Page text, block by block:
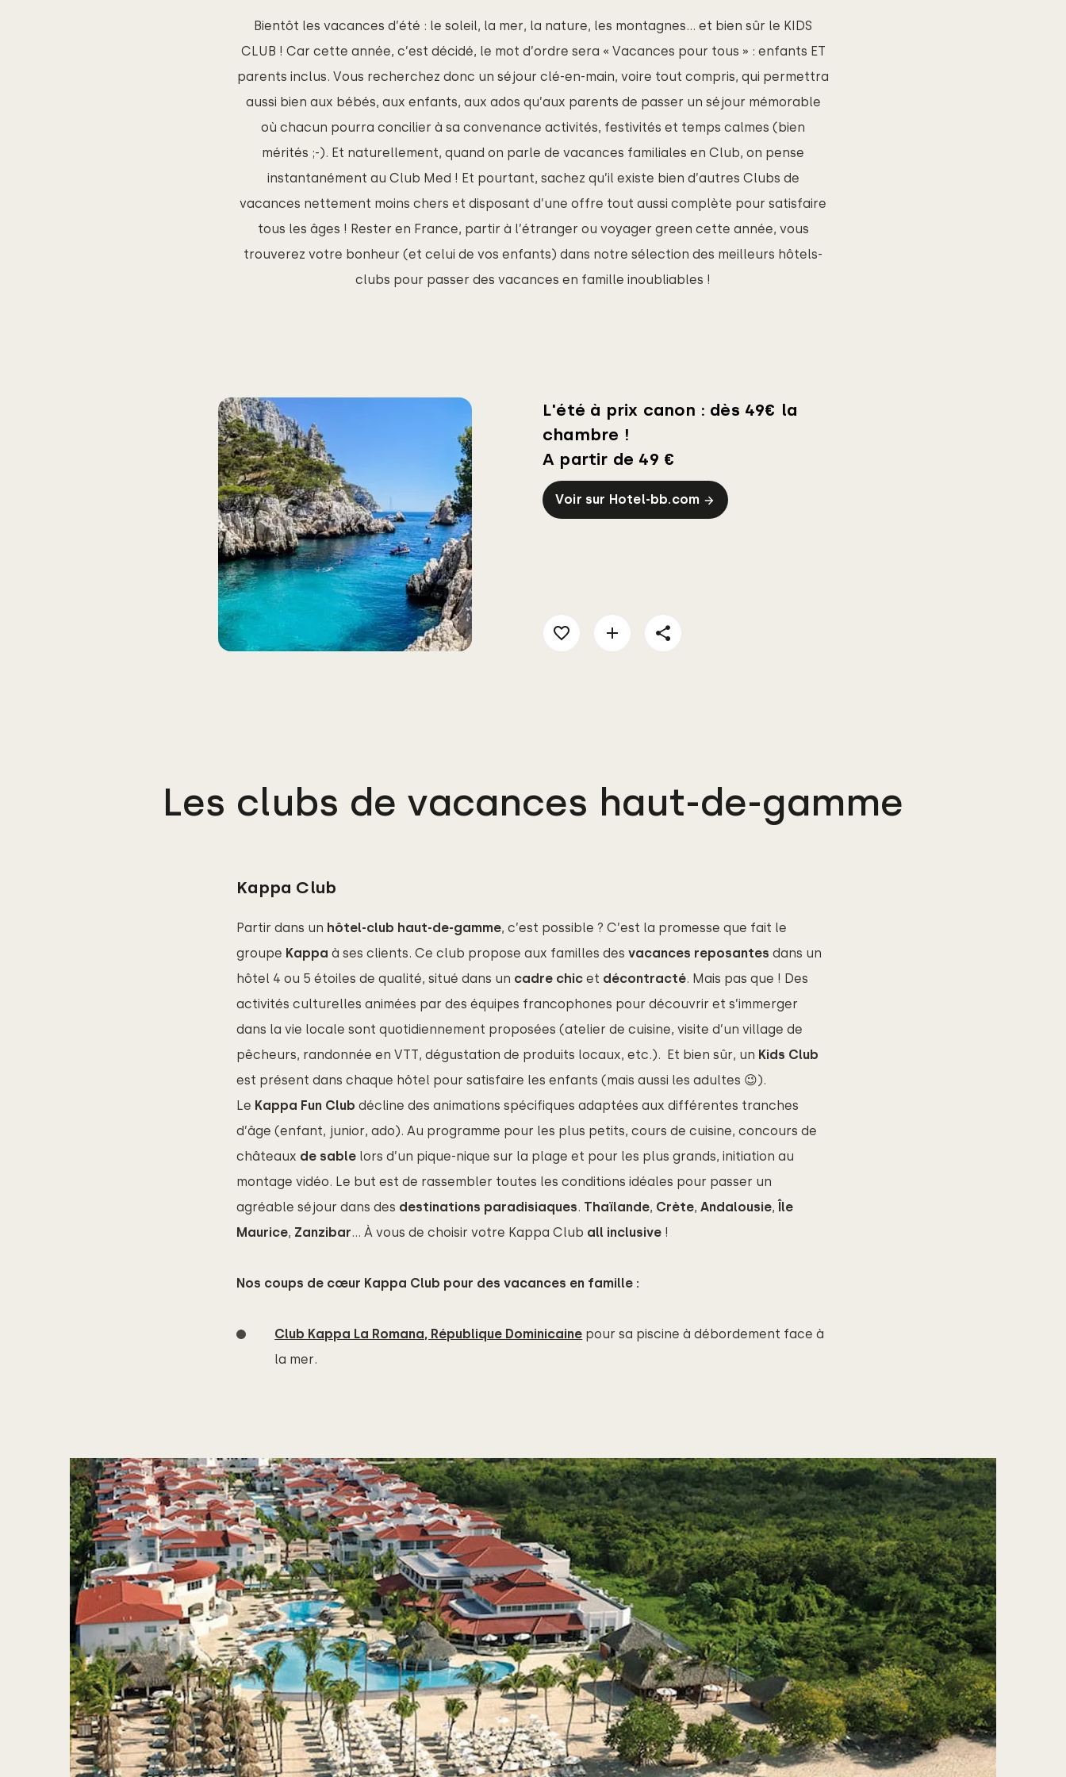
Bientôt les vacances d’été : le soleil, la mer, la nature, les montagnes… et bien sûr le KIDS
CLUB ! Car cette année, c’est décidé, le mot d’ordre sera « Vacances pour tous » : enfants ET
parents inclus. Vous recherchez donc un séjour clé-en-main, voire tout compris, qui permettra
aussi bien aux bébés, aux enfants, aux ados qu’aux parents de passer un séjour mémorable
où chacun pourra concilier à sa convenance activités, festivités et temps calmes (bien
mérités ;-). Et naturellement, quand on parle de vacances familiales en Club, on pense
instantanément au Club Med ! Et pourtant, sachez qu’il existe bien d’autres Clubs de
vacances nettement moins chers et disposant d’une offre tout aussi complète pour satisfaire
tous les âges ! Rester en France, partir à l’étranger ou voyager green cette année, vous
trouverez votre bonheur (et celui de vos enfants) dans notre sélection des meilleurs hôtels-
clubs pour passer des vacances en famille inoubliables !
L'été à prix canon : dès 49€ la
chambre !
A partir de 49 €
Voir sur Hotel-bb.com
Les clubs de vacances haut-de-gamme
Kappa Club
Partir dans un hôtel-club haut-de-gamme, c’est possible ? C’est la promesse que fait le
groupe Kappa à ses clients. Ce club propose aux familles desvacances reposantes dans un
hôtel 4 ou 5 étoiles de qualité, situé dans un cadre chic et décontracté. Mais pas que ! Des
activités culturelles animées par des équipes francophones pour découvrir et s’immerger
dans la vie locale sont quotidiennement proposées (atelier de cuisine, visite d’un village de
pêcheurs, randonnée en VTT, dégustation de produits locaux, etc.). Et bien sûr, un Kids Club
est présent dans chaque hôtel pour satisfaire les enfants (mais aussi les adultes 😉).
Le Kappa Fun Club décline des animations spécifiques adaptées aux différentes tranches
d’âge (enfant, junior, ado). Au programme pour les plus petits, cours de cuisine, concours de
châteaux de sable lors d’un pique-nique sur la plage et pour les plus grands, initiation au
montage vidéo. Le but est de rassembler toutes les conditions idéales pour passer un
agréable séjour dans des destinations paradisiaques. Thaïlande, Crète,Andalousie, Île
Maurice, Zanzibar…Àvous de choisir votre Kappa Club all inclusive !
Nos coups de cœur Kappa Club pour des vacances en famille :
Club Kappa La Romana, République Dominicaine pour sa piscine à débordement face à
la mer.